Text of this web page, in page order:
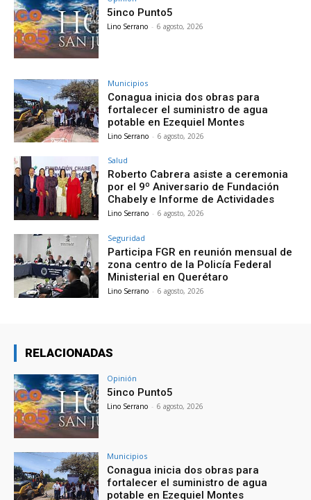
5inco Punto5
Lino Serrano - 6 agosto, 2026
Municipios
Conagua inicia dos obras para
fortalecer el suministro de agua
potable en Ezequiel Montes
Lino Serrano - 6 agosto, 2026
Salud
Roberto Cabrera asiste a ceremonia
por el 9º Aniversario de Fundación
Chabely e Informe de Actividades
Lino Serrano - 6 agosto, 2026
Seguridad
Participa FGR en reunión mensual de
zona centro de la Policía Federal
Ministerial en Querétaro
Lino Serrano - 6 agosto, 2026
RELACIONADAS
Opinión
5inco Punto5
Lino Serrano - 6 agosto, 2026
Municipios
Conagua inicia dos obras para
fortalecer el suministro de agua
potable en Ezequiel Montes